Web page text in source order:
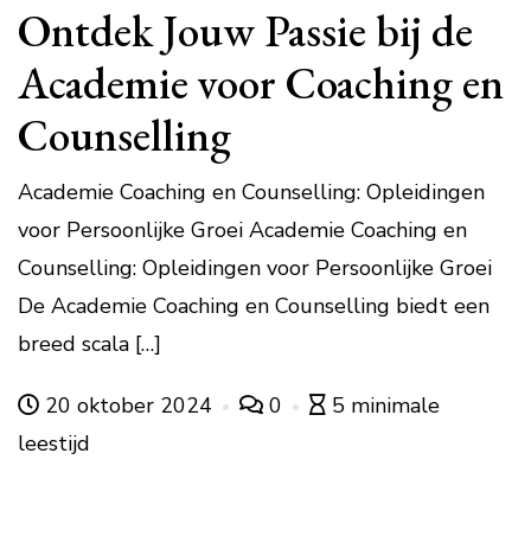
Ontdek Jouw Passie bij de
Academie voor Coaching en
Counselling
Academie Coaching en Counselling: Opleidingen
voor Persoonlijke Groei Academie Coaching en
Counselling: Opleidingen voor Persoonlijke Groei
De Academie Coaching en Counselling biedt een
breed scala […]
20 oktober 2024 0
5 minimale
leestijd